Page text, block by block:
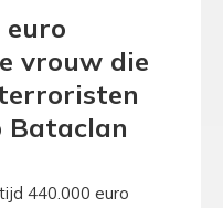
vrouw die
Bataclan
440.000 euro